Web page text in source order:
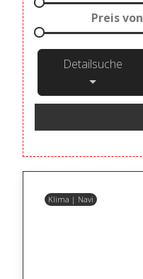
Preis von
Detailsuche
Klima | Navi